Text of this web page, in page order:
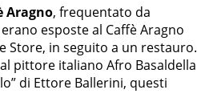
Aragno, frequentato da
esposte al Caffè Aragno
Store, in seguito a un restauro.
pittore italiano Afro Basaldella
di Ettore Ballerini, questi